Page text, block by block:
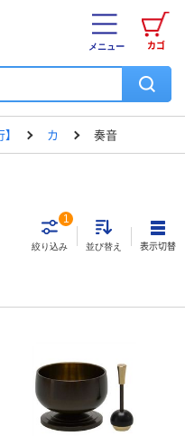
カゴ
メニュー
カ 奏音
絞り込み
1
並び替え 表示切替